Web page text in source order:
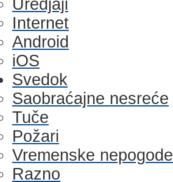
Uredjaji
Internet
Android
iOS
Svedok
Saobraćajne nesreće
Tuče
Požari
Vremenske nepogode
Razno